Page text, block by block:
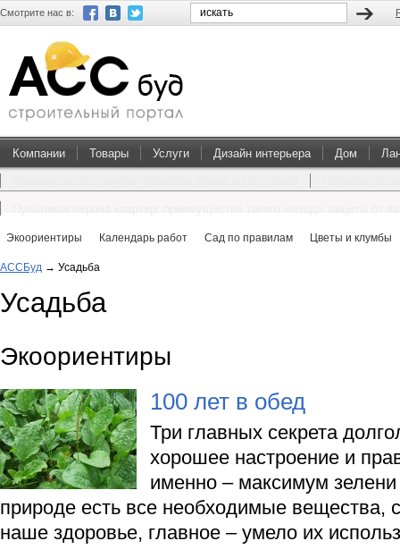
Смотрите нас в:
Компании Товары Услуги Дизайн интерьера Дом
Экоориентиры Календарь работ Сад по правилам Цветы и клумбы
АССБуд → Усадьба
Усадьба
Экоориентиры
100 лет в обед
Три главных секрета
хорошее настроение и
именно – максимум
природе есть все необходимые вещества,
наше здоровье, главное – умело их